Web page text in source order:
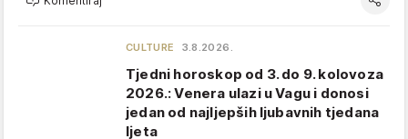
CULTURE 3.8.2026.
Tjedni horoskop od 3. do 9. kolovoza
2026.: Venera ulazi u Vagu i donosi
jedan od najljepših ljubavnih tjedana
ljeta